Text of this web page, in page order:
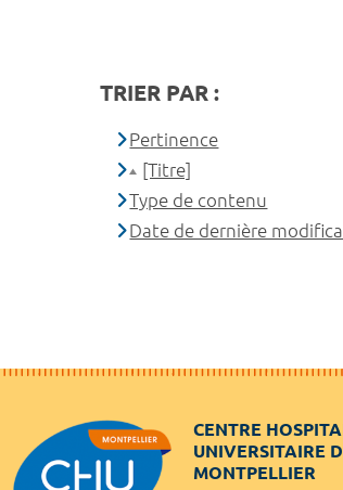
TRIER PAR :
Pertinence
[Titre]
Type de contenu
Date de dernière
CENTRE
UNIVERSITAIRE
MONTPELLIER